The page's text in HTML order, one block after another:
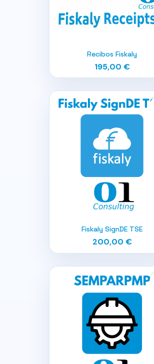
Recibos Fiskaly
195,00 €
Fiskaly SignDE TSE
200,00 €